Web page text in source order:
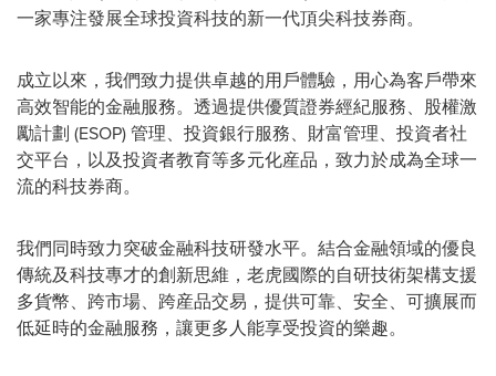
一家專注發展全球投資科技的新一代頂尖科技券商。
成立以來，我們致力提供卓越的用戶體驗，用心為客戶帶來
高效智能的金融服務。透過提供優質證券經紀服務、股權激
勵計劃 (ESOP) 管理、投資銀行服務、財富管理、投資者社
交平台，以及投資者教育等多元化産品，致力於成為全球一
流的科技券商。
我們同時致力突破金融科技研發水平。結合金融領域的優良
傳統及科技專才的創新思維，老虎國際的自研技術架構支援
多貨幣、跨市場、跨産品交易，提供可靠、安全、可擴展而
低延時的金融服務，讓更多人能享受投資的樂趣。